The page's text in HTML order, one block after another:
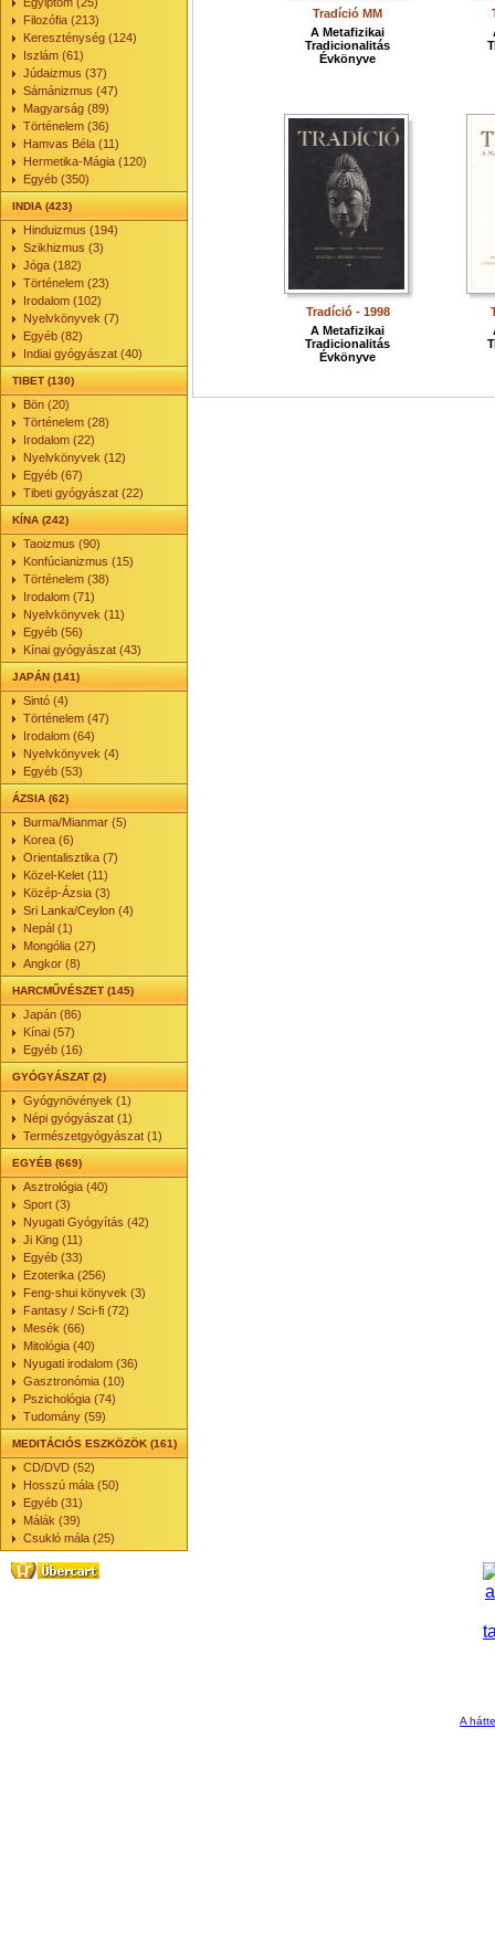
Filozófia (213)
Kereszténység (124)
Iszlám (61)
Júdaizmus (37)
Sámánizmus (47)
Magyarság (89)
Történelem (36)
Hamvas Béla (11)
Hermetika-Mágia (120)
Egyéb (350)
INDIA (423)
Hinduizmus (194)
Szikhizmus (3)
Jóga (182)
Történelem (23)
Irodalom (102)
Nyelvkönyvek (7)
Egyéb (82)
Indiai gyógyászat (40)
TIBET (130)
Bön (20)
Történelem (28)
Irodalom (22)
Nyelvkönyvek (12)
Egyéb (67)
Tibeti gyógyászat (22)
KÍNA (242)
Taoizmus (90)
Konfúcianizmus (15)
Történelem (38)
Irodalom (71)
Nyelvkönyvek (11)
Egyéb (56)
Kínai gyógyászat (43)
JAPÁN (141)
Sintó (4)
Történelem (47)
Irodalom (64)
Nyelvkönyvek (4)
Egyéb (53)
ÁZSIA (62)
Burma/Mianmar (5)
Korea (6)
Orientalisztika (7)
Közel-Kelet (11)
Közép-Ázsia (3)
Sri Lanka/Ceylon (4)
Nepál (1)
Mongólia (27)
Angkor (8)
HARCMŰVÉSZET (145)
Japán (86)
Kínai (57)
Egyéb (16)
GYÓGYÁSZAT (2)
Gyógynövények (1)
Népi gyógyászat (1)
Természetgyógyászat (1)
EGYÉB (669)
Asztrológia (40)
Sport (3)
Nyugati Gyógyítás (42)
Ji King (11)
Egyéb (33)
Ezoterika (256)
Feng-shui könyvek (3)
Fantasy / Sci-fi (72)
Mesék (66)
Mitológia (40)
Nyugati irodalom (36)
Gasztronómia (10)
Pszichológia (74)
Tudomány (59)
MEDITÁCIÓS ESZKÖZÖK (161)
CD/DVD (52)
Hosszú mála (50)
Egyéb (31)
Málák (39)
Csukló mála (25)
Tradíció MM
A Metafizikai
Tradicionalitás
Évkönyve
Tradíció - 1998
A Metafizikai
Tradicionalitás
Évkönyve
A